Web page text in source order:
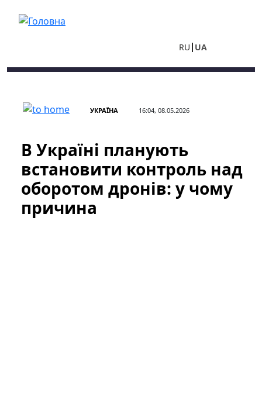
RU UA
УКРАЇНА 16:04, 08.05.2026
В Україні планують
встановити контроль над
оборотом дронів: у чому
причина